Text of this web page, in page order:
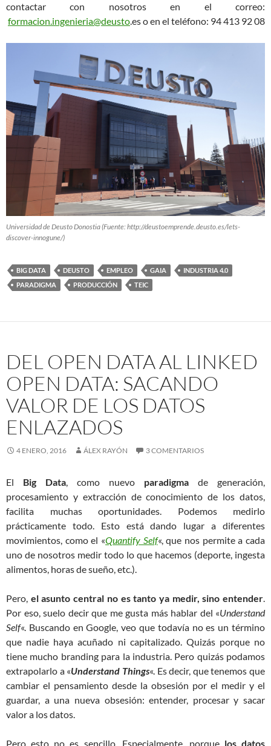
contactar con nosotros en el correo:
formacion.ingenieria@deusto.es o en el teléfono: 94 413 92 08
Universidad de Deusto Donostia (Fuente: http://deustoemprende.deusto.es/lets-
discover-innogune/)
BIG DATA DEUSTO EMPLEO GAIA
INDUSTRIA 4.0
PARADIGMA
PRODUCCIÓN TEIC
DEL OPEN DATA AL LINKED
OPEN DATA: SACANDO
VALOR DE LOS DATOS
ENLAZADOS
4 ENERO, 2016 ÁLEX RAYÓN 3 COMENTARIOS
El Big Data , como nuevo paradigma de generación,
procesamiento y extracción de conocimiento de los datos,
facilita muchas oportunidades. Podemos medirlo
prácticamente todo. Esto está dando lugar a diferentes
movimientos, como el «Quantify Self«, que nos permite a cada
uno de nosotros medir todo lo que hacemos (deporte, ingesta
alimentos, horas de sueño, etc.).
Pero, el asunto central no es tanto ya medir, sino entender
Por eso, suelo decir que me gusta más hablar del «Understand
Self«. Buscando en Google, veo que todavía no es un término
que nadie haya acuñado ni capitalizado. Quizás porque no
tiene mucho branding para la industria. Pero quizás podamos
extrapolarlo a «Understand Things«. Es decir, que tenemos que
cambiar el pensamiento desde la obsesión por el medir y el
guardar, a una nueva obsesión: entender, procesar y sacar
valor a los datos.
Pero esto no es sencillo. Especialmente, porque los datos